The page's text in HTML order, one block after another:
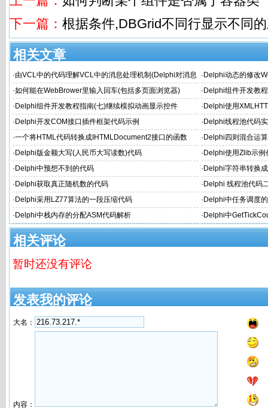
下一篇： 根据条件,DBGrid不同行显示不同
相关文章
·由VCL中的代码理解VCL中的消息处理机制(Delphi对消息
机的封装)
· Delphi动态的修改
·如何能在WebBrower里输入回车(包括多页面浏览器) · Delphi组件开发教
· Delphi组件开发教程指南(七)继续模拟动画显示控件 · Delphi使用
· Delphi开发COM接口插件框架代码示例 · Delphi线程池代码
·一个将HTML代码转换成IHTMLDocument2接口的函数 · Delphi四则混合运
· Delphi版金额大写(人民币大写读数)代码 · Delphi使用Zlib示例
· Delphi中预想不到的代码 · Delphi字符串转换
· Delphi获取真正随机数的代码 · Delphi 线程池代码
· Delphi采用LZ77算法的一段压缩代码 · Delphi中任务调度
· Delphi中栈内存的分配ASM代码解析 · Delphi中
相关评论
暂时还没有评论
发表我的评论
大名：
内容：